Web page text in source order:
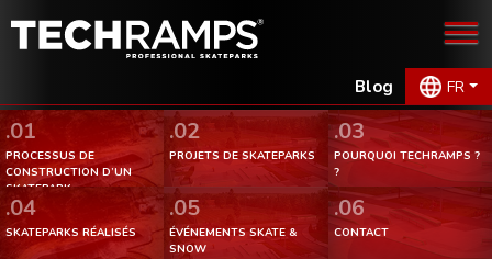
Blog FR
.01
PROCESSUS DE
CONSTRUCTION D’UN
SKATEPARK.
.02
PROJETS DE SKATEPARKS
.03
POURQUOI TECHRAMPS ?
?
.04
SKATEPARKS RÉALISÉS
.05
ÉVÉNEMENTS SKATE &
SNOW
.06
CONTACT